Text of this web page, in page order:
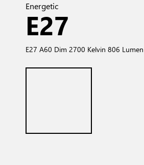
Energetic
E27
E27 A60 Dim 2700 Kelvin 806 Lumen